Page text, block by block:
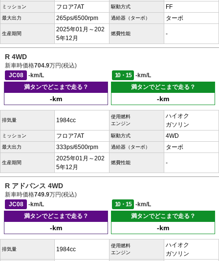
ミッション フロア7AT 駆動方式 FF
最大出力 265ps/6500rpm 過給器（ターボ） ターボ
生産期間
2025年01月～202
5年12月
燃費性能 -
R 4WD
新車時価格704.9万円(税込)
JC08
-km/L 10・15
-km/L
満タンでどこまで走る？
-km
満タンでどこまで走る？
-km
排気量 1984cc
使用燃料
エンジン
ハイオク
ガソリン
ミッション フロア7AT 駆動方式 4WD
最大出力 333ps/6500rpm 過給器（ターボ） ターボ
生産期間
2025年01月～202
5年12月
燃費性能 -
R アドバンス 4WD
新車時価格749.9万円(税込)
JC08
-km/L 10・15
-km/L
満タンでどこまで走る？
-km
満タンでどこまで走る？
-km
排気量 1984cc
使用燃料
エンジン
ハイオク
ガソリン